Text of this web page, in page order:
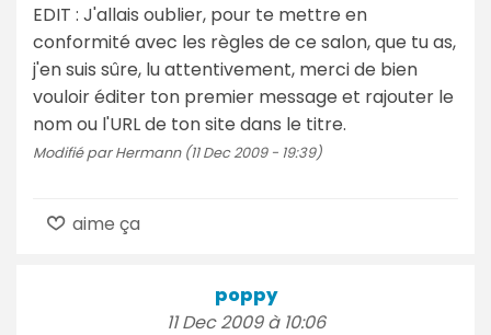
EDIT : J'allais oublier, pour te mettre en
conformité avec les règles de ce salon, que tu as,
j'en suis sûre, lu attentivement, merci de bien
vouloir éditer ton premier message et rajouter le
nom ou l'URL de ton site dans le titre.
Modifié par Hermann (11 Dec 2009 - 19:39)
aime ça
poppy
11 Dec 2009 à 10:06